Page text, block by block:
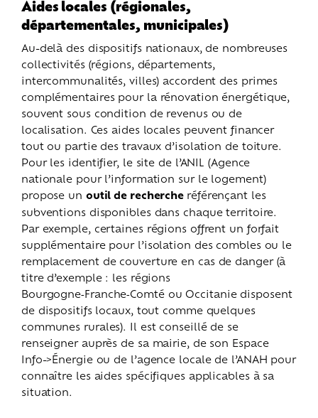
Aides locales (régionales,
départementales, municipales)
Au-delà des dispositifs nationaux, de nombreuses
collectivités (régions, départements,
intercommunalités, villes) accordent des primes
complémentaires pour la rénovation énergétique,
souvent sous condition de revenus ou de
localisation. Ces aides locales peuvent financer
tout ou partie des travaux d’isolation de toiture.
Pour les identifier, le site de l’ANIL (Agence
nationale pour l’information sur le logement)
propose un outil de recherche référençant les
subventions disponibles dans chaque territoire.
Par exemple, certaines régions offrent un forfait
supplémentaire pour l’isolation des combles ou le
remplacement de couverture en cas de danger (à
titre d’exemple : les régions
Bourgogne‑Franche‑Comté ou Occitanie disposent
de dispositifs locaux, tout comme quelques
communes rurales). Il est conseillé de se
renseigner auprès de sa mairie, de son Espace
Info->Énergie ou de l’agence locale de l’ANAH pour
connaître les aides spécifiques applicables à sa
situation.